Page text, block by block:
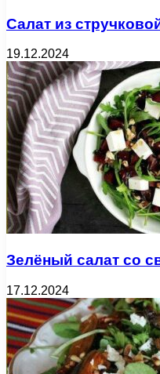
Салат из
19.12.2024
Зелёный салат со
17.12.2024